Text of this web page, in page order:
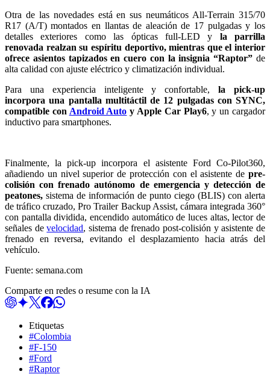
Otra de las novedades está en sus neumáticos All-Terrain 315/70
R17 (A/T) montados en llantas de aleación de 17 pulgadas y los
detalles exteriores como las ópticas full-LED y la parrilla
renovada realzan su espíritu deportivo, mientras que el interior
ofrece asientos tapizados en cuero con la insignia “Raptor” de
alta calidad con ajuste eléctrico y climatización individual.
Para una experiencia inteligente y confortable,la pick-up
incorpora una pantalla multitáctil de 12 pulgadas con SYNC,
compatible con Android Auto y Apple Car Play6, y un cargador
inductivo para smartphones.
Finalmente, la pick-up incorpora el asistente Ford Co-Pilot360,
añadiendo un nivel superior de protección con el asistente de pre-
colisión con frenado autónomo de emergencia y detección de
peatones, sistema de información de punto ciego (BLIS) con alerta
de tráfico cruzado, Pro Trailer Backup Assist, cámara integrada 360°
con pantalla dividida, encendido automático de luces altas, lector de
señales develocidad, sistema de frenado post-colisión y asistente de
frenado en reversa, evitando el desplazamiento hacia atrás del
vehículo.
Fuente: semana.com
Comparte en redes o resume con la IA
Etiquetas
#Colombia
#F-150
#Ford
#Raptor